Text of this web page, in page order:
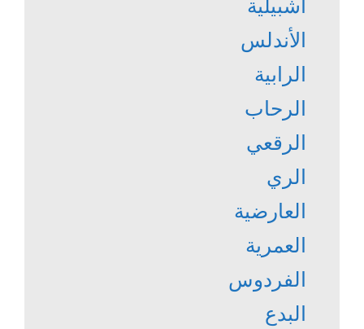
اشبيلية
الأندلس
الرابية
الرحاب
الرقعي
الري
العارضية
العمرية
الفردوس
البدع